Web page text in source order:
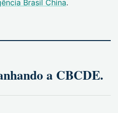
Brasil China.
a CBCDE.